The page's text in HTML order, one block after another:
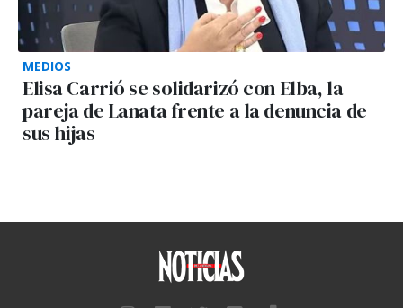
MEDIOS
Elisa Carrió se solidarizó con Elba, la
pareja de Lanata frente a la denuncia de
sus hijas